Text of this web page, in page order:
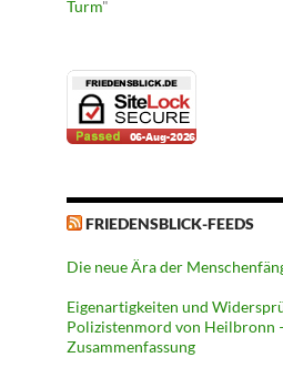
Turm"
FRIEDENSBLICK-FEEDS
Die neue Ära der
Eigenartigkeiten und
Polizistenmord von Heilbronn
Zusammenfassung